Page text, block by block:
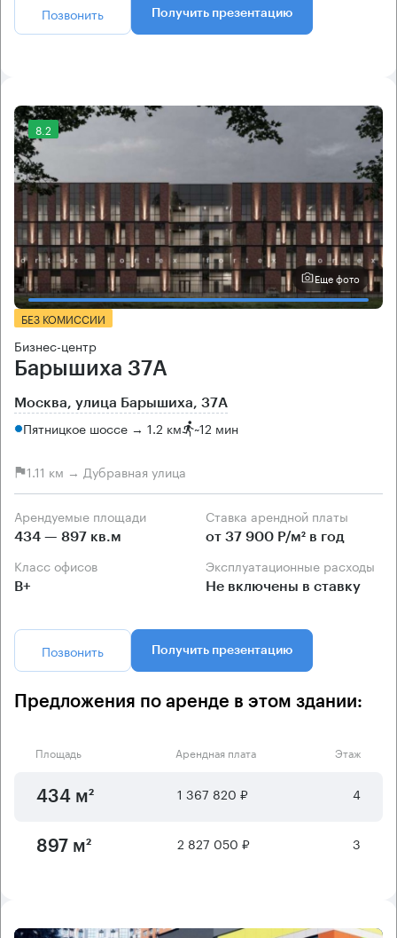
Позвонить Получить презентацию
8.2
Еще фото
БЕЗ КОМИССИИ
Бизнес-центр
Барышиха 37А
Москва, улица Барышиха, 37А
Пятницкое шоссе → 1.2 км ~12 мин
1.11 км → Дубравная улица
Арендуемые площади
434 — 897 кв.м
Ставка арендной платы
от 37 900 Р/м² в год
Класс офисов
B+
Эксплуатационные расходы
Не включены в ставку
Позвонить Получить презентацию
Предложения по аренде в этом здании:
Площадь Арендная плата Этаж
434 м² 1 367 820 ₽ 4
897 м² 2 827 050 ₽ 3